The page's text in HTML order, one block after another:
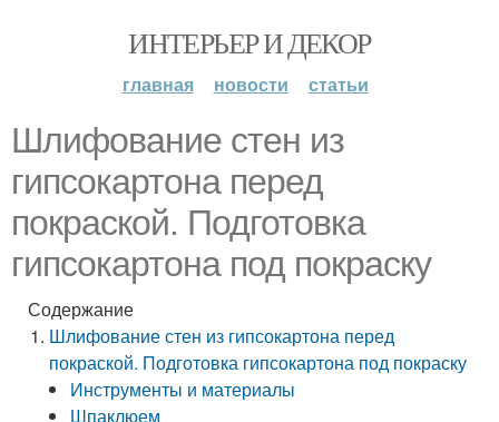
ИНТЕРЬЕР И ДЕКОР
главная новости статьи
Шлифование стен из
гипсокартона перед
покраской. Подготовка
гипсокартона под покраску
Содержание
Шлифование стен из гипсокартона перед
покраской. Подготовка гипсокартона под покраску
Инструменты и материалы
Шпаклюем